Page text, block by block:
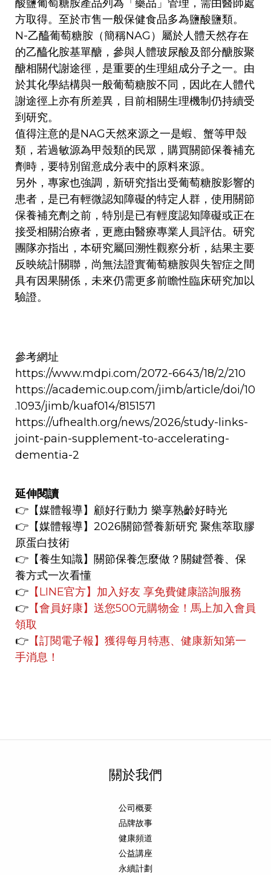
酸鹽葡萄糖胺產品列為「藥品」管理，需由醫師處
方取得。至於市售一般保健食品多為鹽酸鹽類。
N-乙醯葡萄糖胺（簡稱NAG）屬於人體天然存在
的乙醯化胺基單醣，參與人體玻尿酸及部分醣胺聚
醣相關代謝途徑，是重要的生理組成分子之一。由
於其化學結構與一般葡萄糖胺不同，因此在人體代
謝途徑上亦有所差異，目前相關生理機制仍持續受
到研究。
值得注意的是NAG天然來源之一是蝦、蟹等甲殼
類，若過敏源為甲殼類的民眾，購買關節保養補充
劑時，要特別留意成分表中的原料來源。
另外，專家也強調，新研究指出受葡萄糖胺影響的
患者，是已有輕微認知障礙的特定人群，使用關節
保養補充劑之前，特別是已有輕度認知障礙或正在
接受相關治療者，更應由醫療專業人員評估。研究
團隊亦指出，本研究屬回溯性觀察分析，結果主要
反映統計關聯，尚無法證實葡萄糖胺與失智症之間
具有因果關係，未來仍需更多前瞻性臨床研究加以
驗證。
參考網址
https://www.mdpi.com/2072-6643/18/2/210
https://academic.oup.com/jimb/article/doi/10
.1093/jimb/kuaf014/8151571
https://ufhealth.org/news/2026/study-links-
joint-pain-supplement-to-accelerating-
dementia-2
延伸閱讀
👉 【媒體報導】 顧好行動力 樂享熟齡好時光
👉 【媒體報導】 2026關節營養新研究 聚焦萃取膠
原蛋白技術
👉【養生知識】 關節保養怎麼做？關鍵營養、保
養方式一次看懂
👉 【LINE官方】 加入好友 享免費健康諮詢服務
👉 【會員好康】 送您500元購物金！馬上加入會員
領取
👉 【訂閱電子報】獲得每月特惠、健康新知第一
手消息！
關於我們
公司概要
品牌故事
健康頻道
公益講座
永續計劃